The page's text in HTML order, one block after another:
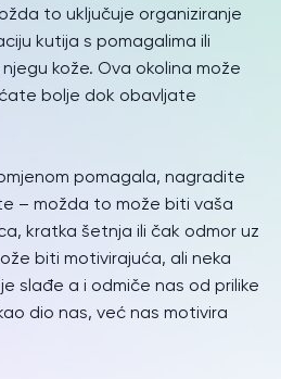
to uključuje organiziranje
kutija s pomagalima ili
kože. Ova okolina može
bolje dok obavljate
pomagala, nagradite
– možda to može biti vaša
kratka šetnja ili čak odmor uz
biti motivirajuća, ali neka
slađe a i odmiče nas od prilike
dio nas, već nas motivira